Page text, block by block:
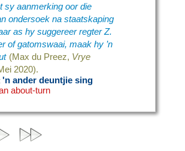
sy aanmerking oor die
ondersoek na staatskaping
as hy suggereer regter Z.
of gatomswaai, maak hy ’n
(Max du Preez, Vrye
2020).
'n ander deuntjie sing
about-turn